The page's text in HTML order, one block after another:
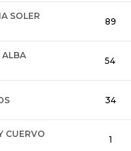
SOLER
89
ALBA
54
34
CUERVO
1